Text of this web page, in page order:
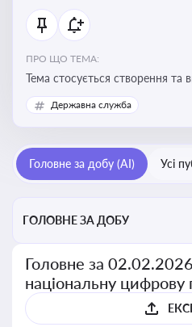
ПРО ЩО ТЕМА:
Тема стосується створення та
цифрової платформи «Пульс»,
забезпечити ефективну,
Державна служба
Головне за добу (AI) Усі
ГОЛОВНЕ ЗА ДОБУ
Головне за
національну